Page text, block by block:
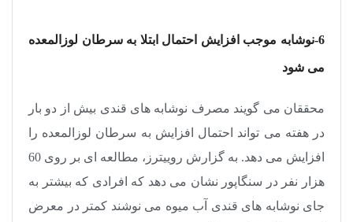
6-نوشابه موجب افزایش احتمال ابتلا به سرطان لوزالمعده
می شود
محققان می ‌گویند مصرف نوشابه‌ های قندی بیش از دو بار
در هفته می ‌تواند احتمال افزایش به سرطان لوزالمعده را
افزایش می ‌دهد. به گزارش روییترز، مطالعه‌ ای بر روی 60
هزار نفر در سنگاپور نشان می دهد که افرادی که بیشتر به
جای نوشابه‌ های قندی آب میوه می‌ نوشند کمتر در معرض